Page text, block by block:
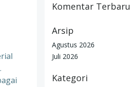
Komentar Terbaru
Arsip
Agustus 2026
Juli 2026
Kategori